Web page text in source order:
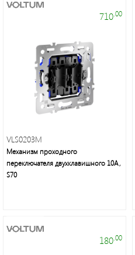
Электроустановочные
Интерьерное
710.00
VLS0203M
Механизм проходного
переключателя двухклавишного 10А,
S70
180.00